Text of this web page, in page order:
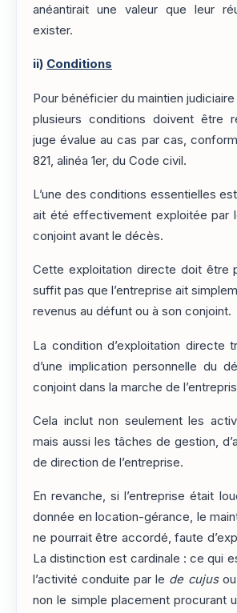
anéantirait une valeur que leur
exister.
ii) Conditions
Pour bénéficier du maintien judiciaire
plusieurs conditions doivent être
juge évalue au cas par cas,
821, alinéa 1er, du Code civil.
L’une des conditions essentielles
ait été effectivement exploitée par
conjoint avant le décès.
Cette exploitation directe doit être
suffit pas que l’entreprise ait
revenus au défunt ou à son conjoint.
La condition d’exploitation directe
d’une implication personnelle du
conjoint dans la marche de
Cela inclut non seulement les
mais aussi les tâches de gestion,
de direction de l’entreprise.
En revanche, si l’entreprise était
donnée en location-gérance, le
ne pourrait être accordé, faute
La distinction est cardinale : ce qui
l’activité conduite par le de cujusou
non le simple placement procurant